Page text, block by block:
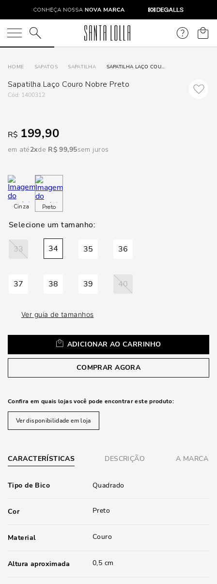
O que você está procurando?
SAPATOS SAPATILHA SAPATILHA LAÇO COURO NOBRE PRETO
Sapatilha Laço Couro Nobre Preto
: 1400312
R$ 199,90
em até2 R$ 99,95sem juros
Cinza Preto
33 34 35 36
37 38 39 40
Ver guia de tamanhos
ADICIONAR AO CARRINHO
COMPRAR AGORA
Confira em quais lojas você pode encontrar este produto:
Ver disponibilidade em loja
CARACTERÍSTICAS DESCRIÇÃO A MARCA
Tipo de Bico Quadrado
Cor Preto
Material Couro
Altura aproximada 0,5 cm